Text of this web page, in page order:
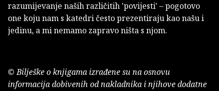
razumijevanje naših različitih 'povijesti' – pogotovo
one koju nam s katedri često prezentiraju kao našu i
jedinu, a mi nemamo zapravo ništa s njom.
© Bilješke o knjigama izrađene su na osnovu
informacija dobivenih od nakladnika i njihove dodatne